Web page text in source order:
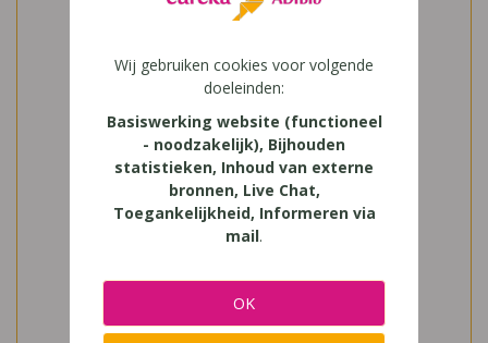
Wij gebruiken cookies voor volgende
doeleinden:
Basiswerking website (functioneel
- noodzakelijk), Bijhouden
statistieken, Inhoud van externe
bronnen, Live Chat,
Toegankelijkheid, Informeren via
mail.
OK